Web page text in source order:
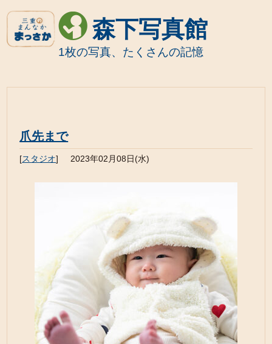
森下写真館
1枚の写真、たくさんの記憶
爪先まで
[スタジオ] 2023年02月08日(水)